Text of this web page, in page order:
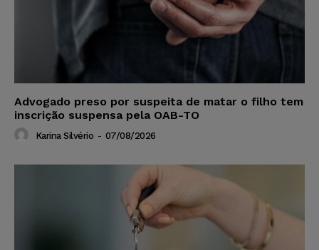
Advogado preso por suspeita de matar o filho tem
inscrição suspensa pela OAB-TO
Karina Silvério - 07/08/2026